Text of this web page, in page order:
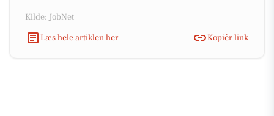
Kilde: JobNet
Læs hele artiklen her
Kopiér link